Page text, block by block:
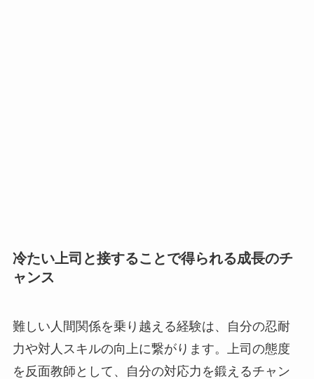
冷たい上司と接することで得られる成長のチ
ャンス
難しい人間関係を乗り越える経験は、自分の忍耐
力や対人スキルの向上に繋がります。上司の態度
を反面教師として、自分の対応力を鍛えるチャン